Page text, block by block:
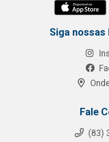
Siga nossas
Fale
(83)